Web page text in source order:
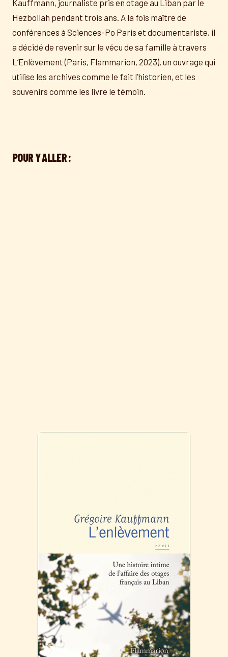
Kauffmann, journaliste pris en otage au Liban par le
Hezbollah pendant trois ans. A la fois maître de
conférences à Sciences-Po Paris et documentariste, il
a décidé de revenir sur le vécu de sa famille à travers
L’Enlèvement (Paris, Flammarion, 2023), un ouvrage qui
utilise les archives comme le fait l’historien, et les
souvenirs comme les livre le témoin.
POUR Y ALLER :